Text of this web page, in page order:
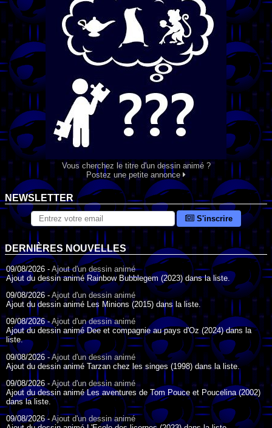
Vous cherchez le titre d'un dessin animé ?
Postez une petite annonce
NEWSLETTER
S'inscrire
DERNIÈRES NOUVELLES
09/08/2026 - Ajout d'un dessin animé
Ajout du dessin animé Rainbow Bubblegem (2023) dans la liste.
09/08/2026 - Ajout d'un dessin animé
Ajout du dessin animé Les Minions (2015) dans la liste.
09/08/2026 -Ajout d'un dessin animé
Ajout du dessin animé Dee et compagnie au pays d'Oz (2024) dans la
liste.
09/08/2026 -Ajout d'un dessin animé
Ajout du dessin animé Tarzan chez les singes (1998) dans la liste.
09/08/2026 -Ajout d'un dessin animé
Ajout du dessin animé Les aventures de Tom Pouce et Poucelina (2002)
dans la liste.
09/08/2026 -Ajout d'un dessin animé